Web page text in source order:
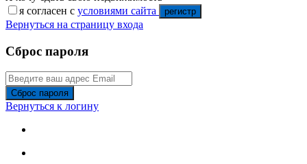
я согласен с условиями сайта регистр
Вернуться на страницу входа
Сброс пароля
Сброс пароля
Вернуться к логину